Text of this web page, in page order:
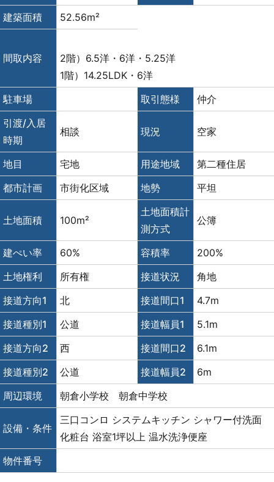
建築面積 52.56m²
間取内容
2階）6.5洋・6洋・5.25洋
1階）14.25LDK・6洋
駐車場
取引態様
仲介
引渡/入居
時期
相談 現況 空家
地目 宅地 用途地域
第二種住居
都市計画
市街化区域 地勢 平坦
土地面積 100m²
土地面積計
測方式
公簿
建ぺい率 60% 容積率
200%
土地権利
所有権 接道状況
角地
接道方向1
北 接道間口1
4.7m
接道種別1
公道 接道幅員1
5.1m
接道方向2
西 接道間口2
6.1m
接道種別2
公道 接道幅員2
6m
周辺環境
朝倉小学校 朝倉中学校
設備・条件
三口コンロ システムキッチン シャワー付洗面
化粧台 浴室1坪以上 温水洗浄便座
物件番号